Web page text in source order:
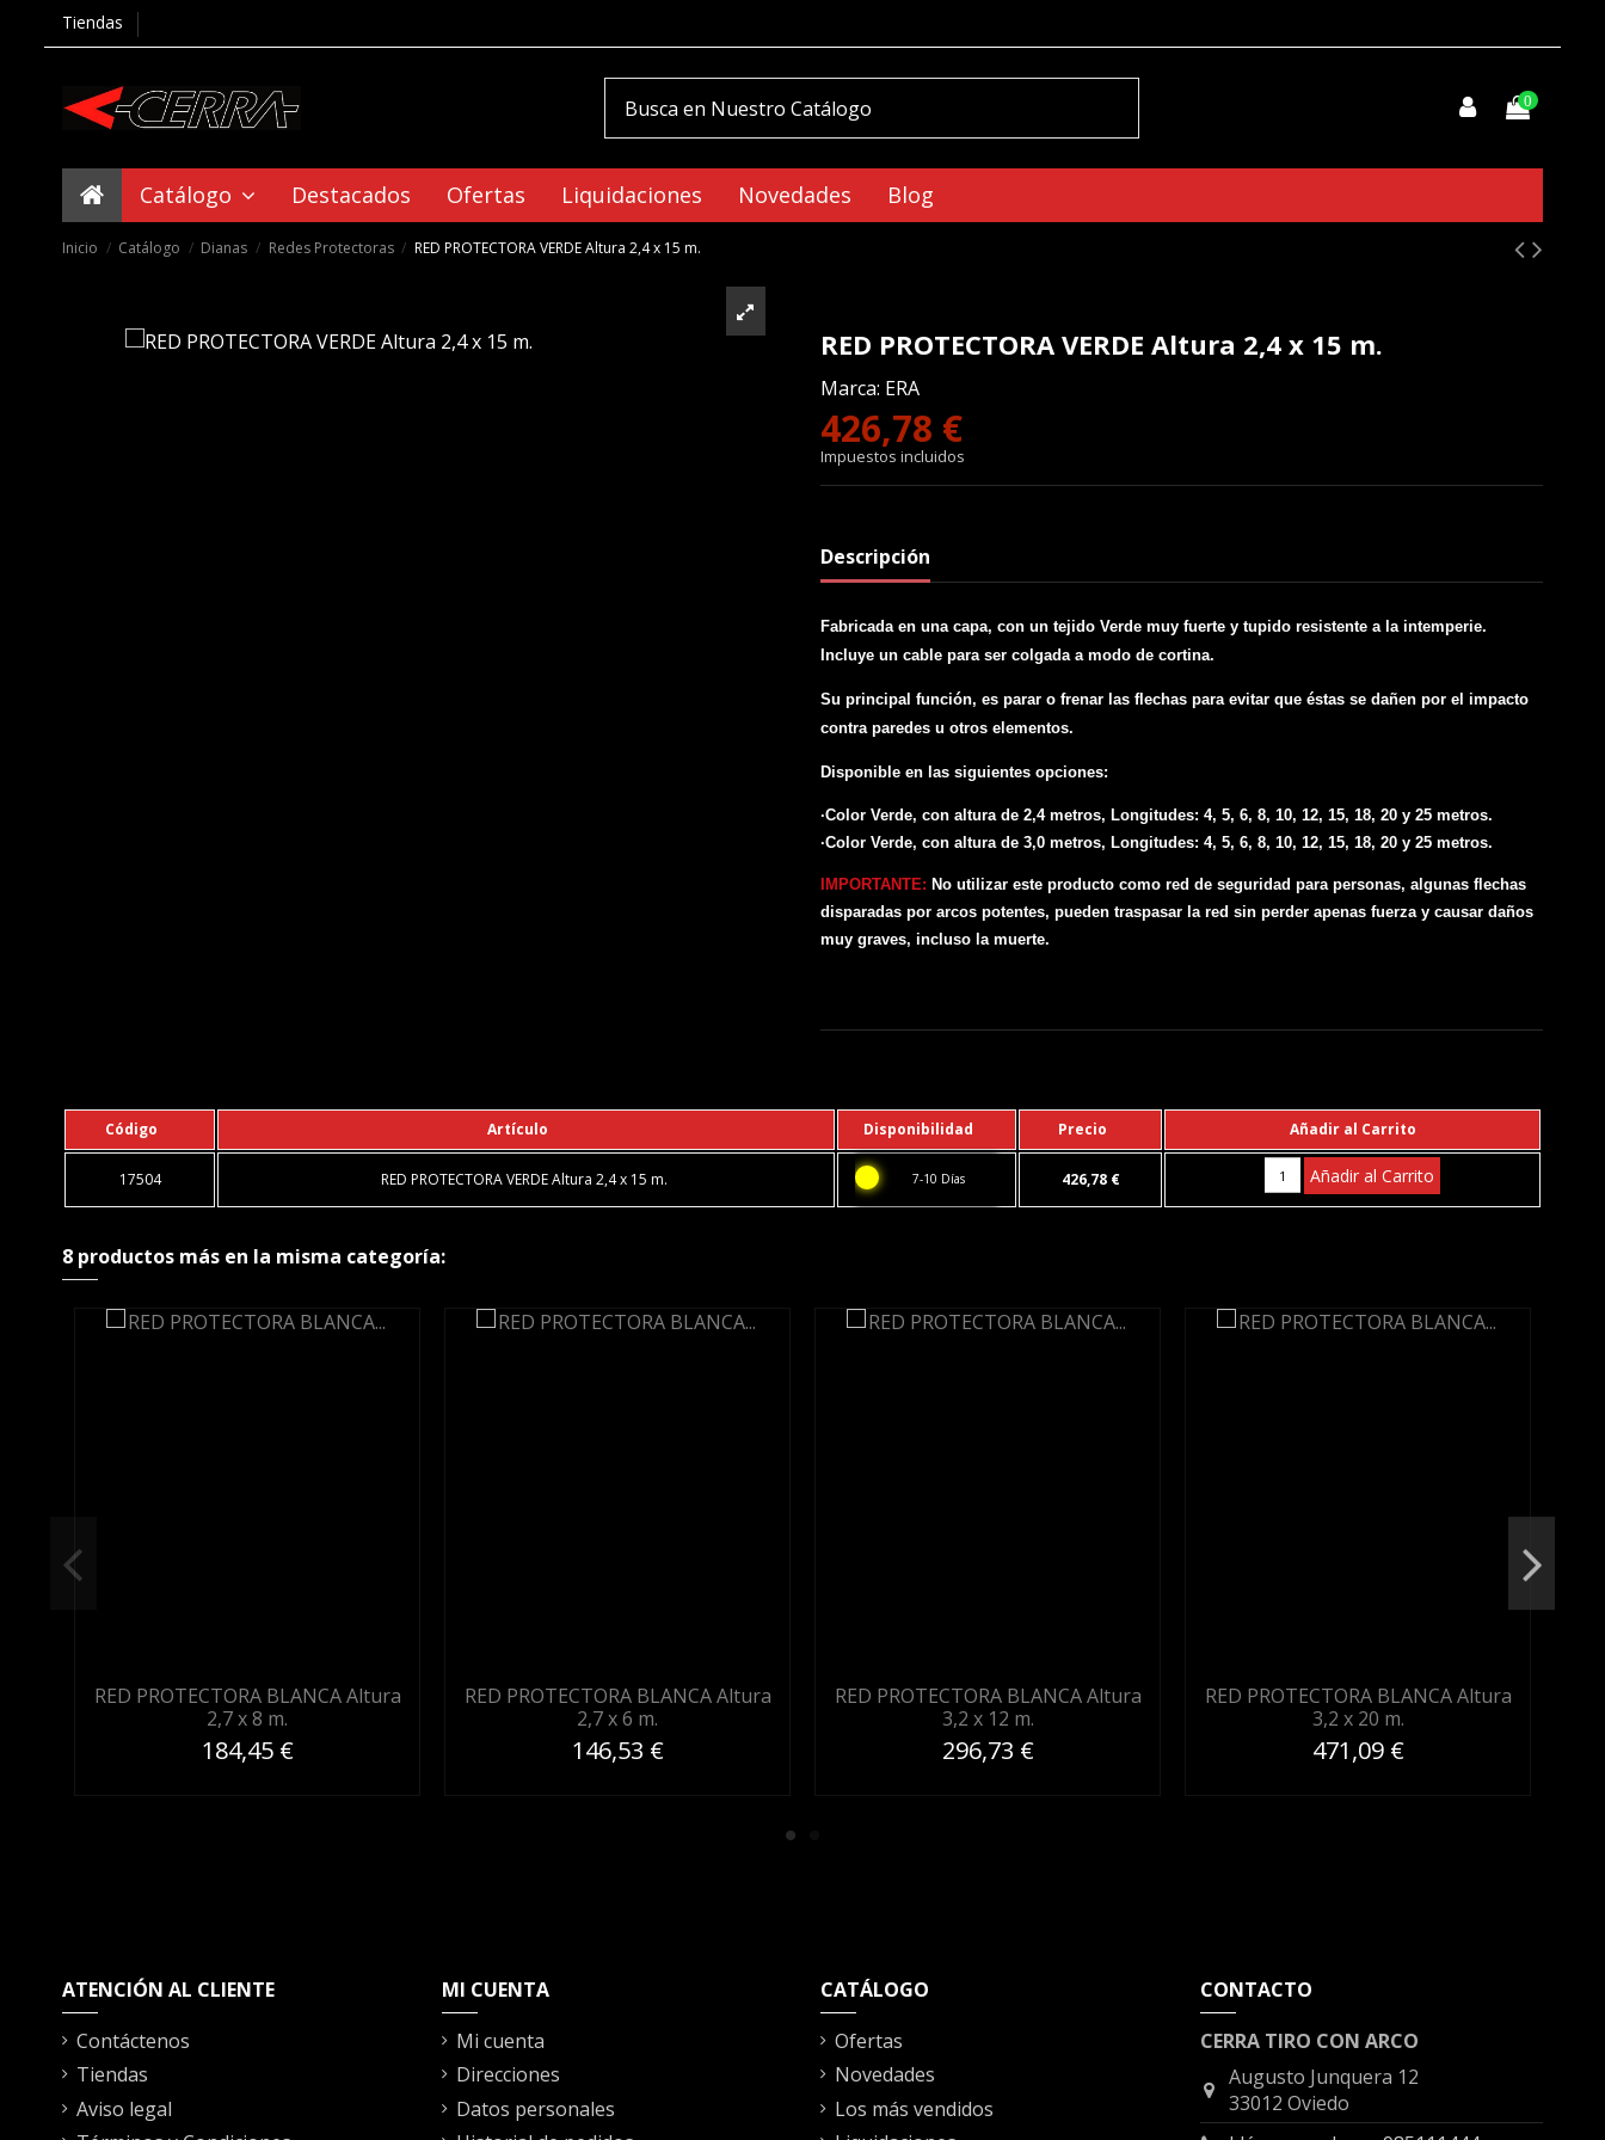
Tiendas
0
Catálogo Destacados Ofertas Liquidaciones Novedades Blog
Inicio Catálogo Dianas Redes Protectoras RED PROTECTORA VERDE Altura 2,4 x 15 m.
RED PROTECTORA VERDE Altura 2,4 x 15 m.
Marca: ERA
426,78 €
Impuestos incluidos
Descripción
Fabricada en una capa, con un tejido Verde muy fuerte y tupido resistente a la intemperie.
Incluye un cable para ser colgada a modo de cortina.
Su principal función, es parar o frenar las flechas para evitar que éstas se dañen por el impacto
contra paredes u otros elementos.
Disponible en las siguientes opciones:
·Color Verde, con altura de 2,4 metros, Longitudes: 4, 5, 6, 8, 10, 12, 15, 18, 20 y 25 metros.
·Color Verde, con altura de 3,0 metros, Longitudes: 4, 5, 6, 8, 10, 12, 15, 18, 20 y 25 metros.
IMPORTANTE: No utilizar este producto como red de seguridad para personas, algunas flechas
disparadas por arcos potentes, pueden traspasar la red sin perder apenas fuerza y causar daños
muy graves, incluso la muerte.
Código Artículo Disponibilidad Precio Añadir al Carrito
17504 RED PROTECTORA VERDE Altura 2,4 x 15 m. 7-10 Días 426,78 € Añadir al Carrito
8 productos más en la misma categoría:
RED PROTECTORA BLANCA Altura
2,7 x 8 m.
184,45 €
RED PROTECTORA BLANCA Altura
2,7 x 6 m.
146,53 €
RED PROTECTORA BLANCA Altura
3,2 x 12 m.
296,73 €
RED PROTECTORA BLANCA Altura
3,2 x 20 m.
471,09 €
ATENCIÓN AL CLIENTE
Contáctenos
Tiendas
Aviso legal
MI CUENTA
Mi cuenta
Direcciones
Datos personales
CATÁLOGO
Ofertas
Novedades
Los más vendidos
CONTACTO
CERRA TIRO CON ARCO
Augusto Junquera 12
33012 Oviedo